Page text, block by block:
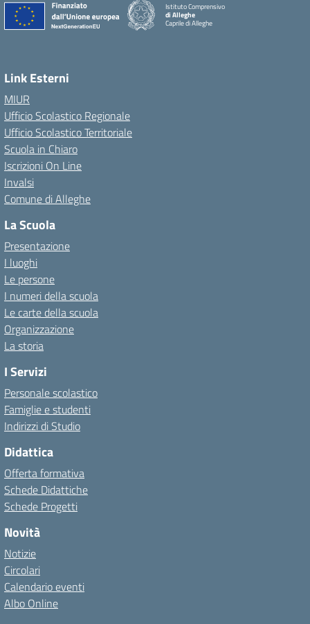
Istituto Comprensivo
di Alleghe
Caprile di Alleghe
Link Esterni
MIUR
Ufficio Scolastico Regionale
Ufficio Scolastico Territoriale
Scuola in Chiaro
Iscrizioni On Line
Invalsi
Comune di Alleghe
La Scuola
Presentazione
I luoghi
Le persone
I numeri della scuola
Le carte della scuola
Organizzazione
La storia
I Servizi
Personale scolastico
Famiglie e studenti
Indirizzi di Studio
Didattica
Offerta formativa
Schede Didattiche
Schede Progetti
Novità
Notizie
Circolari
Calendario eventi
Albo Online